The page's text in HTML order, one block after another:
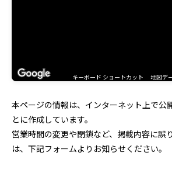
キーボード ショートカット 地図デ
本ページの情報は、インターネット上で公
とに作成しています。
営業時間の変更や閉鎖など、掲載内容に誤
は、下記フォームよりお知らせください。